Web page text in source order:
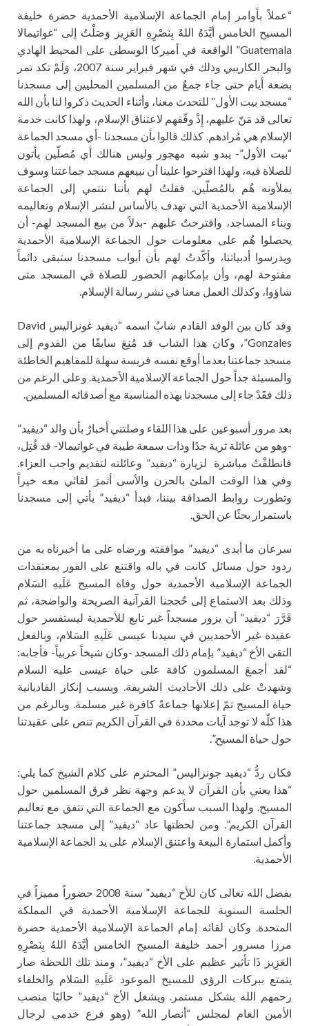
“عملاً بأوامر إمام الجماعة الإسلامية الأحمدية حضرة خليفة
المسيح الخامس أيَّدَهُ اللهُ بِنَصْرِهِ العَزِيز وَصَلْتُ إلى “غواتيمالا
Guatemala” الواقعة في أميركا الوسطى على المحيط الهادي
والبحر الكاريبي وذلك في شهر فبراير سنة 2007، وَلَمْ تكد تمر
بضعة أيام حتى جاء جمعٌ من المسلمين المحليين إلى مسجدنا
“مسجد بيت الأول” للتحدث معنا، وأثناء الحديث ذكروا لنا بأن الله
تعالى قد مَنّ عليهم، إِذْ وفّقهم لاعتناق الإسلام، ولهذا كانت خدمة
الإسلام هي مُرادهم. كذلك قالوا بأن مسجدنا -أي مسجد الجماعة
“بيت الأول”- يبدو شبه مهجور وليس هنالك أي مُصلّين يأتون
للصلاة فيه، ولهذا اقترحوا علينا أن نبيعهم مسجد جماعتنا وسوف
يملأونه هُم بالمُصلّين. فقلتُ لهم بأننا ننتمي إلى الجماعة
الإسلامية الأحمدية التي تهدف بالأساس لنشر الإسلام وتعاليمه
وبناء المساجد، واقترحتُ عليهم -بدلاً من بيع المسجد لهم- أن
يحصلوا هُم على معلومات حول الجماعة الإسلامية الأحمدية
ويدرسوا أدبياتنا، وأكّدتُ لهم بأن أبواب مسجدنا ستبقى دائماً
مفتوحة لهم، وأن بإمكانهم الحضور للصلاة في المسجد متى
شاؤوا، وكذلك العمل معنا في نشر رسالة الإسلام.
وقد كان بين الوفد القادم شابٌ اسمه “ديفيد غونزاليس David
Gonzales”، وكان هذا الشاب قد مُنِعَ سابقًا من القدوم إلى
مسجد جماعتنا بعدما أوقع نفسه فريسة سهلة للمفاهيم الخاطئة
والمسيئة جداً حول الجماعة الإسلامية الأحمدية. وعلى الرغم من
ذلك فقََدْ جاء إلى مسجدنا بهذه المناسبة مع أصدقائه المسلمين.
بعد مرور أسبوعين على هذا اللقاء وصلتني أخبارٌ بأن والد “ديفيد”
-وهو من عائلة ثرية جدًا وذات سمعة طيبة في غواتيمالا- قد قُتِل،
فانطلقْتُ مباشرة لزيارة “ديفيد” وعائلته لتقديم واجب العزاء.
وفي هذا الوقت الملئ بالحزن والأسى أثمرَ لقائي معه خيراً
وتطورت روابط الصداقة بيننا، فبدأ “ديفيد” يأتي إلى مسجدنا
باستمرار بحثًا عن الحق.
سرعان ما أبدى “ديفيد” موافقته ورضاه على ما أخبرناه به من
ردود حول مسائل كانت في باله واقتنع على الفور بمعتقدات
الجماعة الإسلامية الأحمدية حول وفاة المسيح عَلَيهِ السَلام
وذلك بعد الاستماع إلى حُججنا القرآنية الصريحة والواضحة، ثم
قَرَّرَ “ديفيد” أن يزور مسجداً غير تابع للأحمدية ليستفسر حول
عقيدة غير الأحمديين في سيدنا عيسى عَلَيهِ السَلام، وبالفعل
التقى الأخ “ديفيد” بإمام ذلك المسجد -وكان شيخاً عربياً- فأجابه:
“لقد أجمعَ المسلمون كافة على حياة عيسى عليه السلام
وشهدتْ على ذلك الأحاديث الشريفة. وبسبب إنكار القاديانية
حياة المسيح تمّ إعلانها جماعةً كافرة غير مسلمة. وبالرغم من
هذا كلّه لا توجد آيات محددة في القرآن الكريم تنص على عقيدتنا
حول حياة المسيح.”.
فكان ردُّ “ديفيد جونزاليس” المحترم على كلام الشيخ كما يلي:
“هذا يعني بأن القرآن لا يدعم وجهة نظر فرق المسلمين حول
المسيح. ولهذا السبب سأكون مع الجماعة التي تتفق مع تعاليم
القرآن الكريم”. ومن لحظتها عاد “ديفيد” إلى مسجد جماعتنا
وأكمل استمارة البيعة واعتنق الإسلام على يد الجماعة الإسلامية
الأحمدية.
بفضل الله تعالى كان للأخ “ديفيد” سنة 2008 حضوراً مميزاً في
الجلسة السنوية للجماعة الإسلامية الأحمدية في المملكة
المتحدة. وكان لقائه إمام الجماعة الإسلامية الأحمدية حضرة
مرزا مسرور أحمد خليفة المسيح الخامس أيَّدَهُ اللهُ بِنَصْرِهِ
العَزِيز ذَا تأثير عظيم على الأخ “ديفيد”، ومنذ تلك اللحظة صار
يتمتع ببركات الرؤى للمسيح الموعود عَلَيهِ السَلام والخلفاء
رحمهم الله بشكل مستمر. ويشغل الأخ “ديفيد” حاليًا منصب
الأمين العام لمجلس “أنصار الله” (وهو فرع خدمي لرجال